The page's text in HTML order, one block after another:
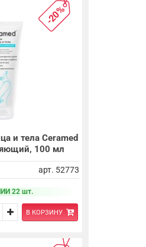
-20%
и тела Ceramed
100 мл
арт. 52773
22 шт.
В КОРЗИНУ